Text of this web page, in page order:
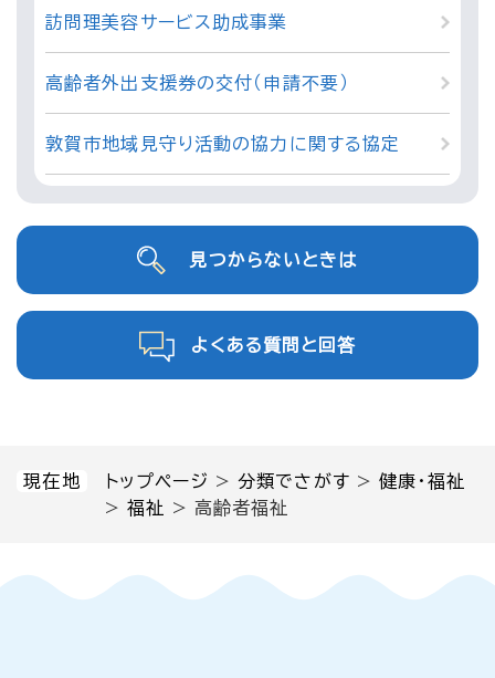
現在地 トップページ >分類でさがす >健康・福祉
>福祉 > 高齢者福祉
訪問理美容サービス助成事業
高齢者外出支援券の交付（申請不要）
敦賀市地域見守り活動の協力に関する協定
見つからないときは
よくある質問と回答